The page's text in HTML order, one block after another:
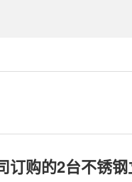
订购的2台不锈